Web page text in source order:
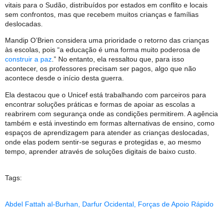
vitais para o Sudão, distribuídos por estados em conflito e locais
sem confrontos, mas que recebem muitos crianças e famílias
deslocadas.
Mandip O’Brien considera uma prioridade o retorno das crianças
às escolas, pois “a educação é uma forma muito poderosa de
construir a paz.” No entanto, ela ressaltou que, para isso
acontecer, os professores precisam ser pagos, algo que não
acontece desde o início desta guerra.
Ela destacou que o Unicef ​​está trabalhando com parceiros para
encontrar soluções práticas e formas de apoiar as escolas a
reabrirem com segurança onde as condições permitirem. A agência
também e está investindo em formas alternativas de ensino, como
espaços de aprendizagem para atender as crianças deslocadas,
onde elas podem sentir-se seguras e protegidas e, ao mesmo
tempo, aprender através de soluções digitais de baixo custo.
Tags:
Abdel Fattah al-Burhan, Darfur Ocidental, Forças de Apoio Rápido